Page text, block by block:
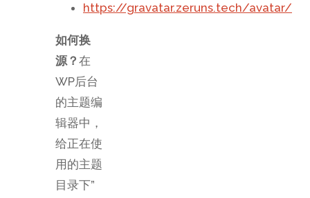
https://gravatar.zeruns.tech/avatar/
如何换
源？ 在
WP后台
的主题编
辑器中，
给正在使
用的主题
目录下”